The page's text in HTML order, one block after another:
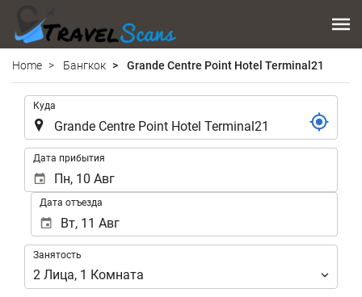
Home Бангкок Grande Centre Point Hotel Terminal21
Куда
Дата прибытия
Дата отъезда
Занятость
Занятость
2 Лица, 1 Комната